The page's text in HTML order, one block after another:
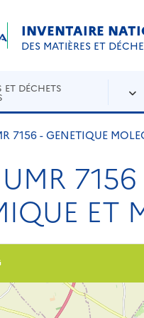
INVENTAIRE
DES MATIÈRES ET
ET DÉCHETS
7156 - GENETIQUE
ET